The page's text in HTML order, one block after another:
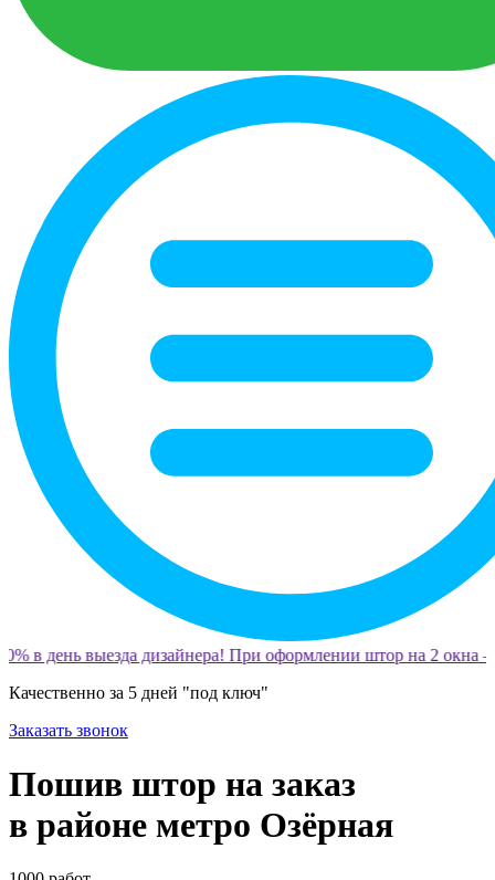
в день выезда дизайнера! При оформлении штор на 2 окна
Качественно за 5 дней "под ключ"
Заказать звонок
Пошив штор на заказ
в районе метро Озёрная